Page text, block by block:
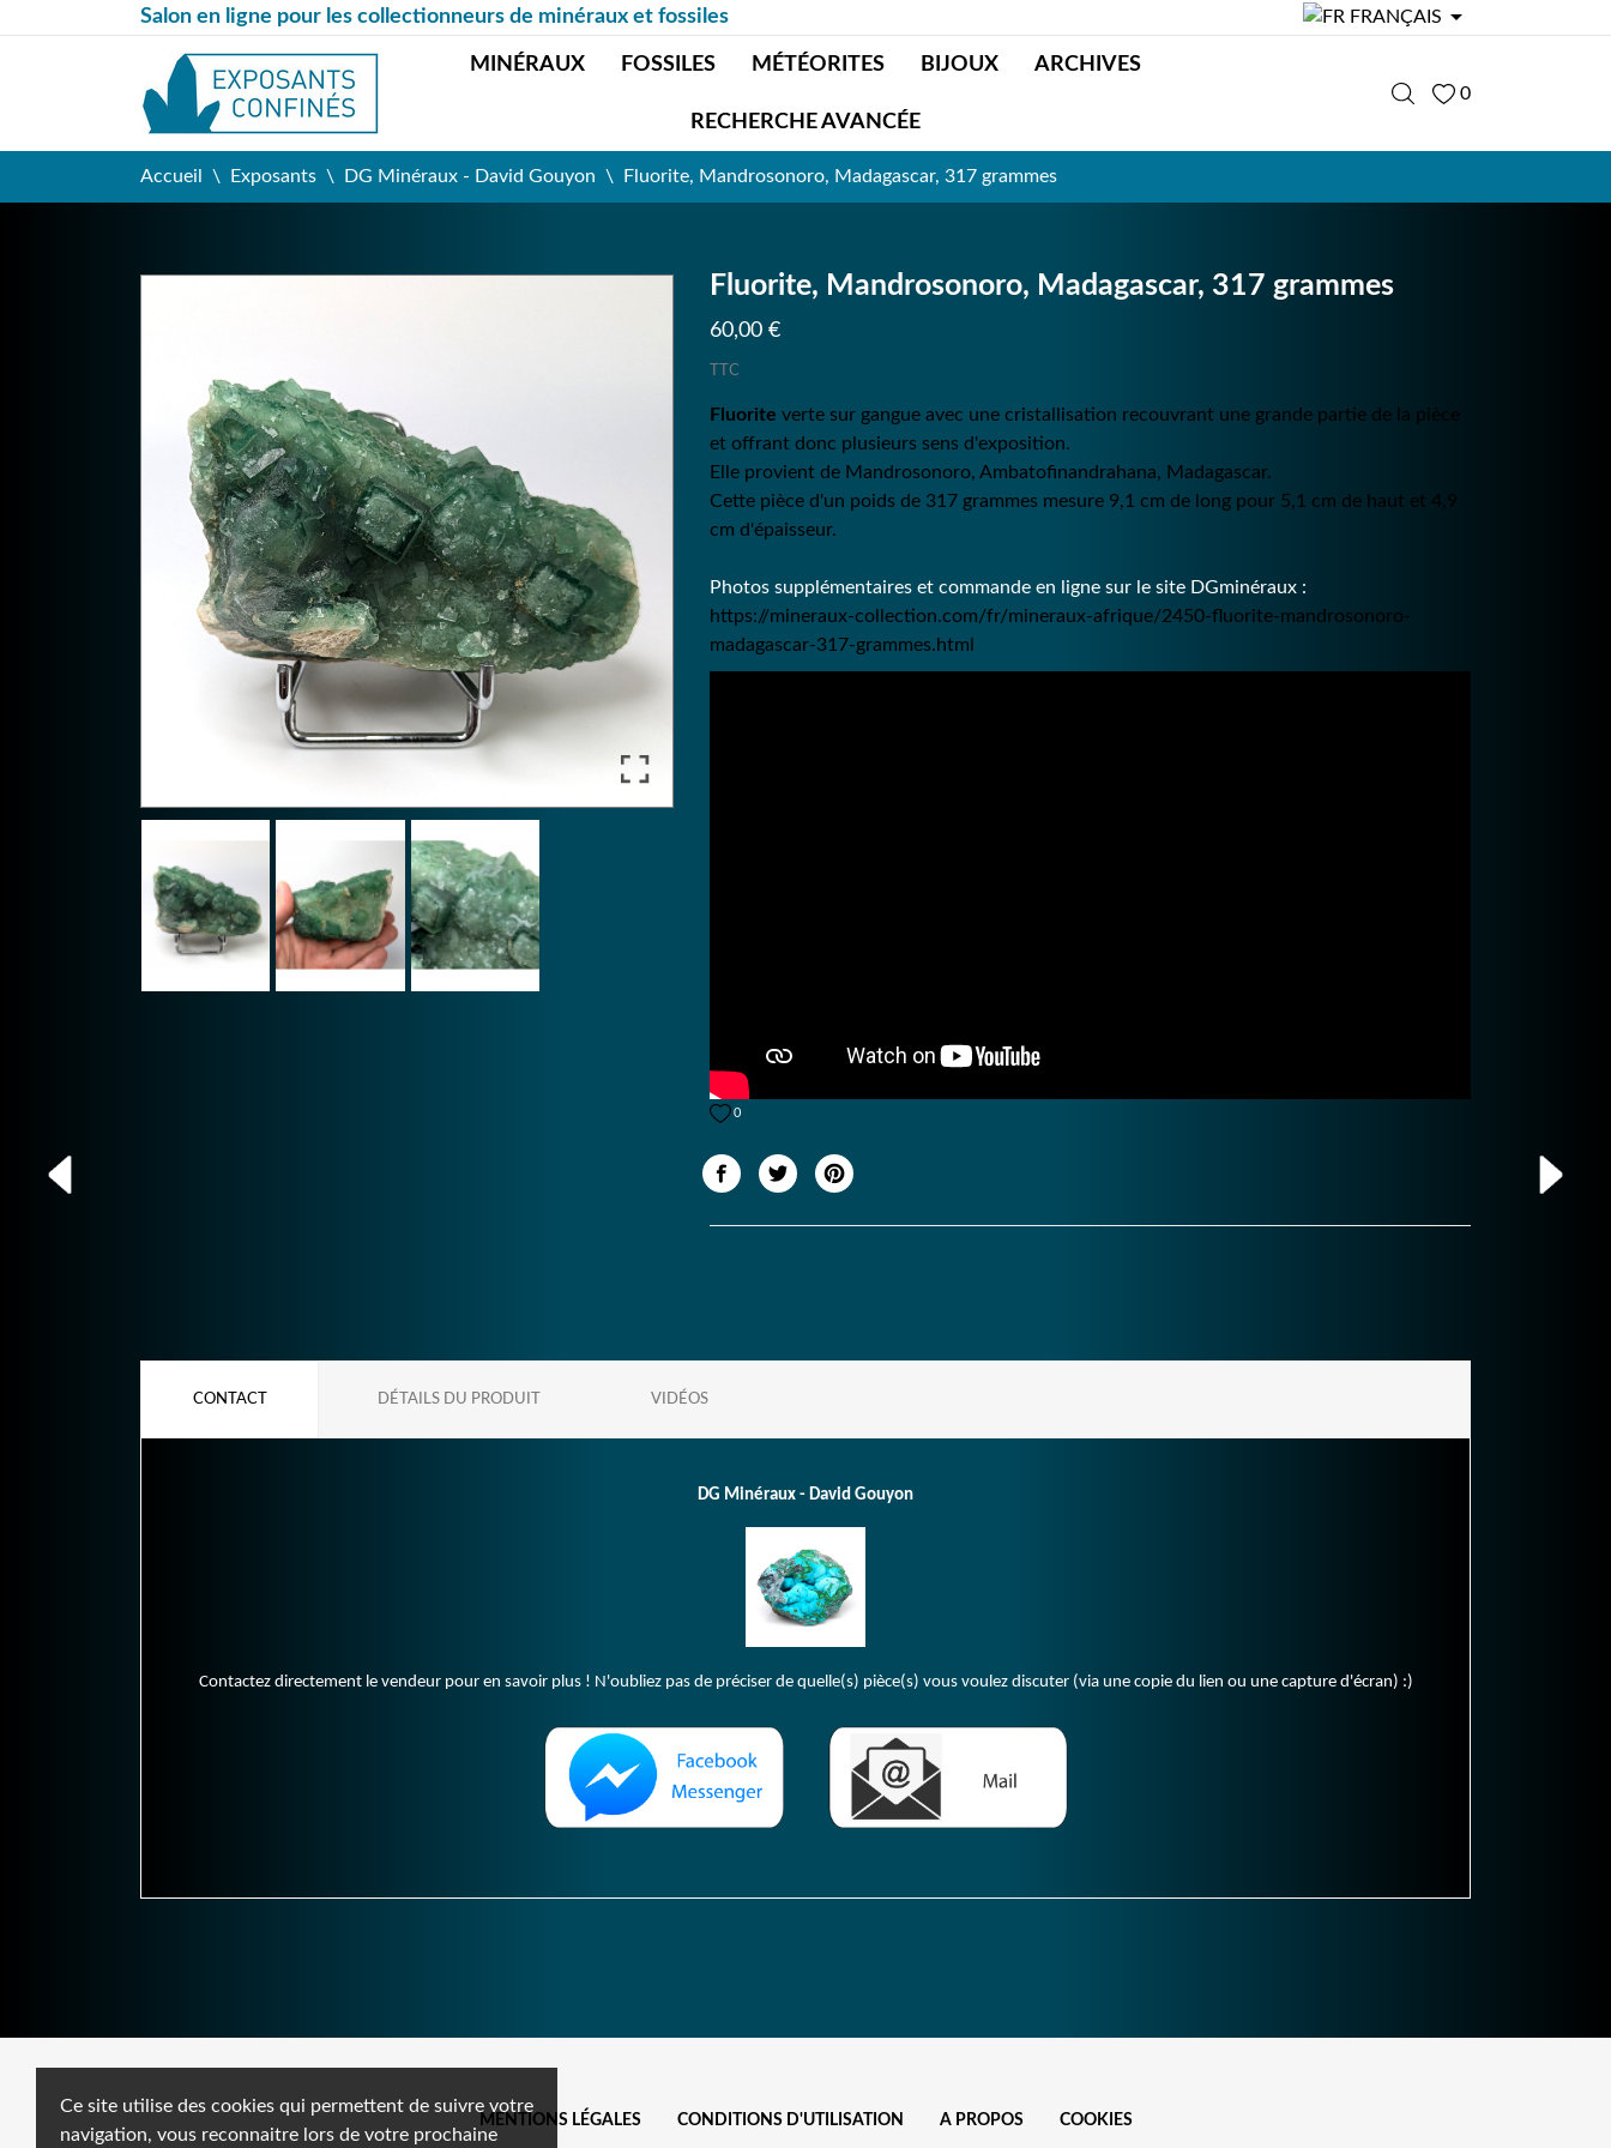
Ce site utilise des cookies qui permettent de suivre votre
navigation, vous reconnaitre lors de votre prochaine
Salon en ligne pour les collectionneurs de minéraux et fossiles FRANÇAIS 
MINÉRAUX FOSSILES MÉTÉORITES BIJOUX ARCHIVES
RECHERCHE AVANCÉE
0
Accueil Exposants DG Minéraux - David Gouyon Fluorite, Mandrosonoro, Madagascar, 317 grammes
Fluorite, Mandrosonoro, Madagascar, 317 grammes
60,00 €
TTC
Fluorite verte sur gangue avec une cristallisation recouvrant une grande partie de la pièce
et offrant donc plusieurs sens d'exposition.
Elle provient de Mandrosonoro, Ambatofinandrahana, Madagascar.
Cette pièce d'un poids de 317 grammes mesure 9,1 cm de long pour 5,1 cm de haut et 4,9
cm d'épaisseur.
Photos supplémentaires et commande en ligne sur le site DGminéraux :
https://mineraux-collection.com/fr/mineraux-afrique/2450-fluorite-mandrosonoro-
madagascar-317-grammes.html
0
CONTACT DÉTAILS DU PRODUIT VIDÉOS
DG Minéraux - David Gouyon
Contactez directement le vendeur pour en savoir plus ! N'oubliez pas de préciser de quelle(s) pièce(s) vous voulez discuter (via une copie du lien ou une capture d'écran) :)
MENTIONS LÉGALES CONDITIONS D'UTILISATION A PROPOS COOKIES